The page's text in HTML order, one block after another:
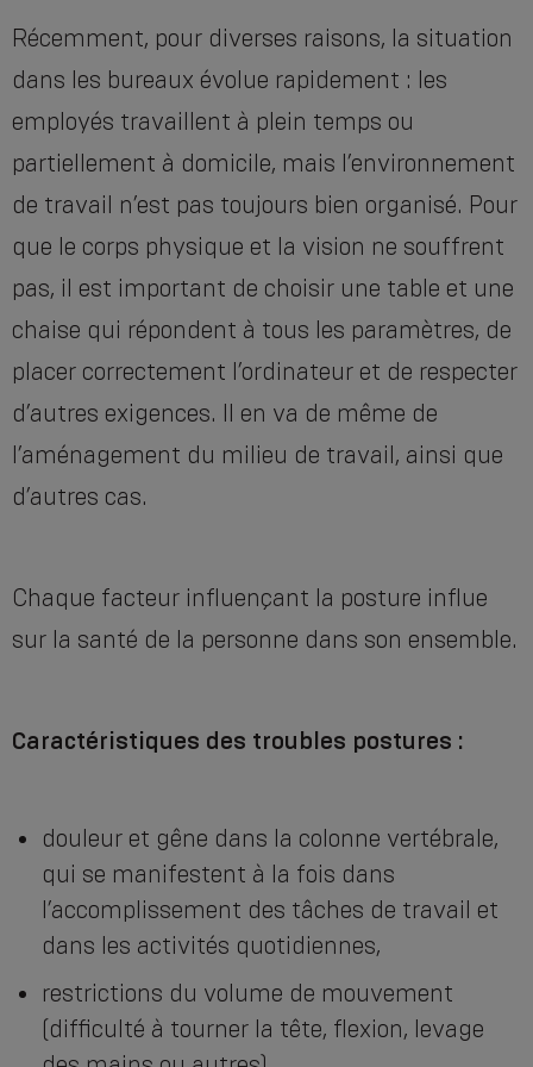
Récemment, pour diverses raisons, la situation
dans les bureaux évolue rapidement : les
employés travaillent à plein temps ou
partiellement à domicile, mais l’environnement
de travail n’est pas toujours bien organisé. Pour
que le corps physique et la vision ne souffrent
pas, il est important de choisir une table et une
chaise qui répondent à tous les paramètres, de
placer correctement l’ordinateur et de respecter
d’autres exigences. Il en va de même de
l’aménagement du milieu de travail, ainsi que
d’autres cas.
Chaque facteur influençant la posture influe
sur la santé de la personne dans son ensemble.
Caractéristiques des troubles postures :
douleur et gêne dans la colonne vertébrale,
qui se manifestent à la fois dans
l’accomplissement des tâches de travail et
dans les activités quotidiennes,
restrictions du volume de mouvement
(difficulté à tourner la tête, flexion, levage